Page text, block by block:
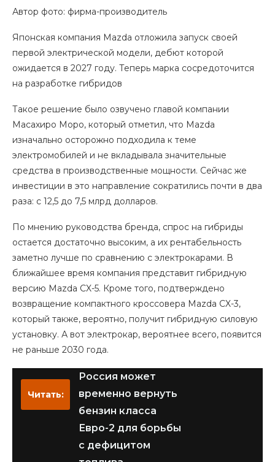
Автор фото: фирма-производитель
Японская компания Mazda отложила запуск своей
первой электрической модели, дебют которой
ожидается в 2027 году. Теперь марка сосредоточится
на разработке гибридов
Такое решение было озвучено главой компании
Масахиро Моро, который отметил, что Mazda
изначально осторожно подходила к теме
электромобилей и не вкладывала значительные
средства в производственные мощности. Сейчас же
инвестиции в это направление сократились почти в два
раза: с 12,5 до 7,5 млрд долларов.
По мнению руководства бренда, спрос на гибриды
остается достаточно высоким, а их рентабельность
заметно лучше по сравнению с электрокарами. В
ближайшее время компания представит гибридную
версию Mazda CX-5. Кроме того, подтверждено
возвращение компактного кроссовера Mazda CX-3,
который также, вероятно, получит гибридную силовую
установку. А вот электрокар, вероятнее всего, появится
не раньше 2030 года.
Читать:
Россия может
временно вернуть
бензин класса
Евро-2 для борьбы
с дефицитом